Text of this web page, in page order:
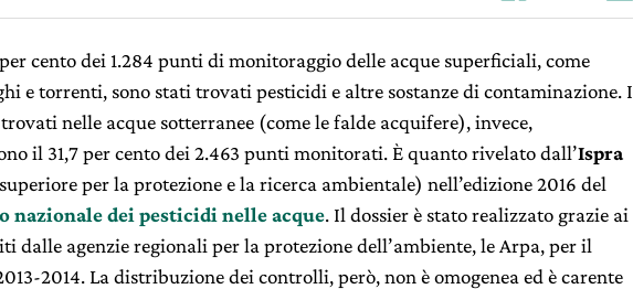
cento dei 1.284 punti di monitoraggio delle acque superficiali, come
e torrenti, sono stati trovati pesticidi e altre sostanze di contaminazione. I
nelle acque sotterranee (come le falde acquifere), invece,
il 31,7 per cento dei 2.463 punti monitorati. È quanto rivelato dall’Ispra
per la protezione e la ricerca ambientale) nell’edizione 2016 del
nazionale dei pesticidi nelle acque. Il dossier è stato realizzato grazie ai
dalle agenzie regionali per la protezione dell’ambiente, le Arpa, per il
2014. La distribuzione dei controlli, però, non è omogenea ed è carente